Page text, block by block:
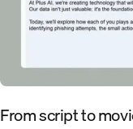
From script to